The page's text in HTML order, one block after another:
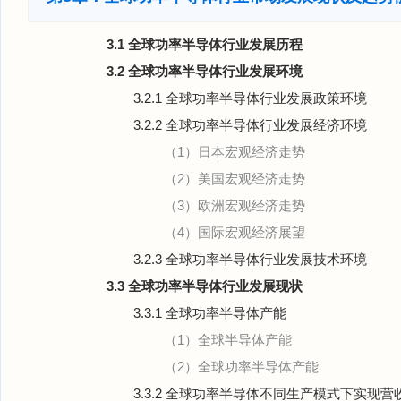
3.1 全球功率半导体行业发展历程
3.2 全球功率半导体行业发展环境
3.2.1 全球功率半导体行业发展政策环境
3.2.2 全球功率半导体行业发展经济环境
（1）日本宏观经济走势
（2）美国宏观经济走势
（3）欧洲宏观经济走势
（4）国际宏观经济展望
3.2.3 全球功率半导体行业发展技术环境
3.3 全球功率半导体行业发展现状
3.3.1 全球功率半导体产能
（1）全球半导体产能
（2）全球功率半导体产能
3.3.2 全球功率半导体不同生产模式下实现营